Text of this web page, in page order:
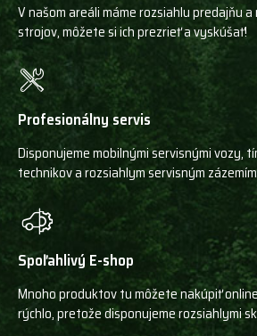
V našom areáli máme rozsiahlu predajňu
strojov, môžete si ich prezrieť a vyskúšať!
Profesionálny servis
Disponujeme mobilnými servisnými vozy,
technikov a rozsiahlym servisným
Spoľahlivý E-shop
Mnoho produktov tu môžete nakúpiť
rýchlo, pretože disponujeme rozsiahlymi